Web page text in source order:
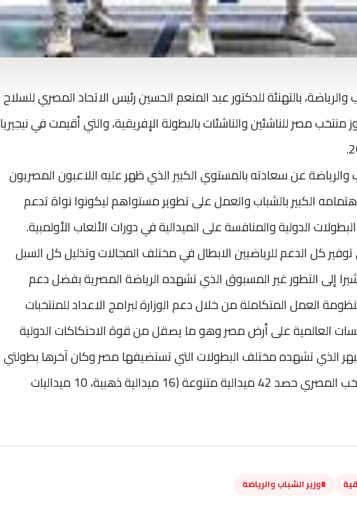
بالتهنئة للدكتور عبد المنعم الحسين رئيس الاتحاد المصري للسلاح
منتخب مصر للناشئين والناشئات بالبطولة الإفريقية، والتي أقيمت في نيجيريا
عن سعادته بالمستوي الكبير الذي ظهر عليه اللاعبون المصريون
الكبير بالشباب والعمل على تطوير مستواهم ليكونوا نواة تدعم
الدولية والمنافسة على الميدالية في دورات الألعاب الأولمبية.
كل الدعم للرياضيين الابطال في مختلف المجالات وتذليل كل السبل
إلى التطور غير المسبوق الذي تشهده الرياضة المصرية بفضل دعم
العمل المتكاملة من خلال دعم الوزارة لبرامج الاعداد للمنتخبات
العالمية على أرض مصر وهو ما يصقل من قوة الاحتكاكات الدولية
الذي تشهده مختلف البطولات التي تستضيفها مصر وكان آخرها بطولتي
العالم السلاح والرماية. وأستطاع المنتخب المصري حصد 42 ميدالية متنوعة (16 ميدالية ذهبية، 10 ميداليات
#وزير الشباب والرياضة